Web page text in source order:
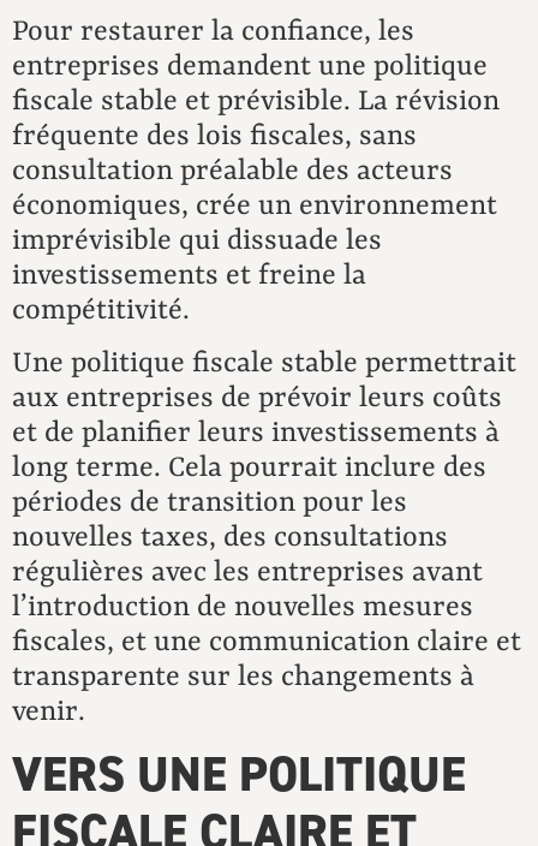
Pour restaurer la confiance, les
entreprises demandent une politique
fiscale stable et prévisible. La révision
fréquente des lois fiscales, sans
consultation préalable des acteurs
économiques, crée un environnement
imprévisible qui dissuade les
investissements et freine la
compétitivité.
Une politique fiscale stable permettrait
aux entreprises de prévoir leurs coûts
et de planifier leurs investissements à
long terme. Cela pourrait inclure des
périodes de transition pour les
nouvelles taxes, des consultations
régulières avec les entreprises avant
l’introduction de nouvelles mesures
fiscales, et une communication claire et
transparente sur les changements à
venir.
VERS UNE POLITIQUE
FISCALE CLAIRE ET